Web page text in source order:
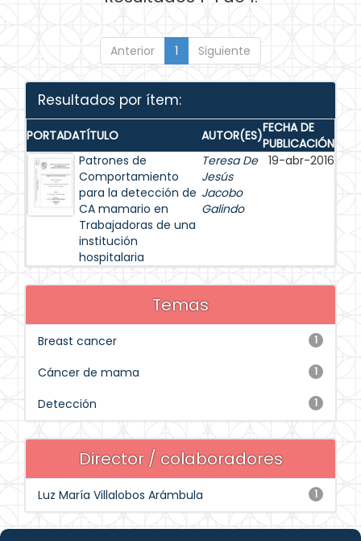
Anterior 1 Siguiente
Resultados por ítem:
PORTADATÍTULO AUTOR(ES)FECHA DE
PUBLICACIÓN
Patrones de
Comportamiento
para la detección de
CA mamario en
Trabajadoras de una
institución
hospitalaria
Teresa De
Jesús
Jacobo
Galindo
19-abr-2016
Temas
1
Breast cancer
1
Cáncer de mama
1
Detección
Director / colaboradores
1
Luz María Villalobos Arámbula